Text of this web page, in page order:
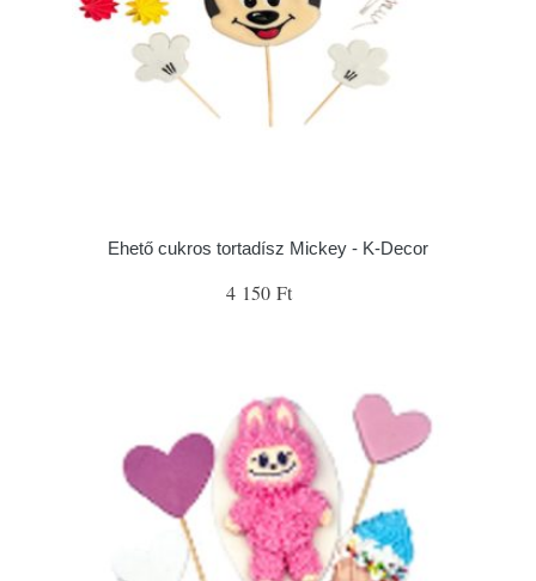
Ehető cukros tortadísz Mickey - K-Decor
4 150 Ft